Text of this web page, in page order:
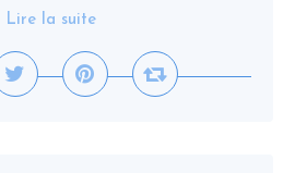
Lire la suite